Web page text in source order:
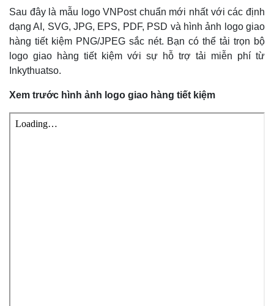
Sau đây là mẫu logo VNPost chuẩn mới nhất với các định
dạng AI, SVG, JPG, EPS, PDF, PSD và hình ảnh logo giao
hàng tiết kiệm PNG/JPEG sắc nét. Bạn có thể tải trọn bộ
logo giao hàng tiết kiệm với sự hỗ trợ tải miễn phí từ
Inkythuatso.
Xem trước hình ảnh logo giao hàng tiết kiệm